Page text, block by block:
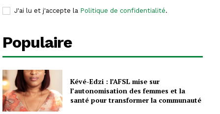
J'ai lu et j'accepte la Politique de confidentialité.
Populaire
Kévé-Edzi : l’AFSL mise sur
l’autonomisation des femmes et la
santé pour transformer la communauté